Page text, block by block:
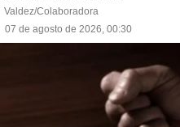
Valdez/Colaboradora
07 de agosto de 2026, 00:30